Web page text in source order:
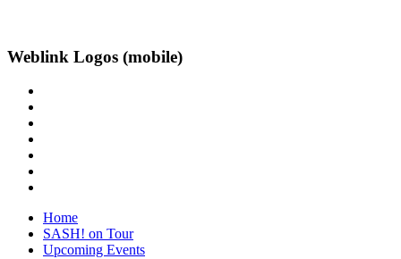
Weblink Logos (mobile)
Home
SASH! on Tour
Upcoming Events